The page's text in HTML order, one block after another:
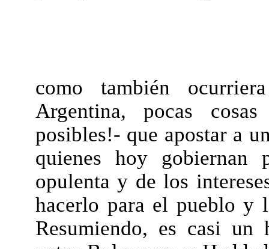
como también
Argentina, pocas
posibles!- que apostar a
quienes hoy gobiernan
opulenta y de los
hacerlo para el pueblo y
Resumiendo, es casi